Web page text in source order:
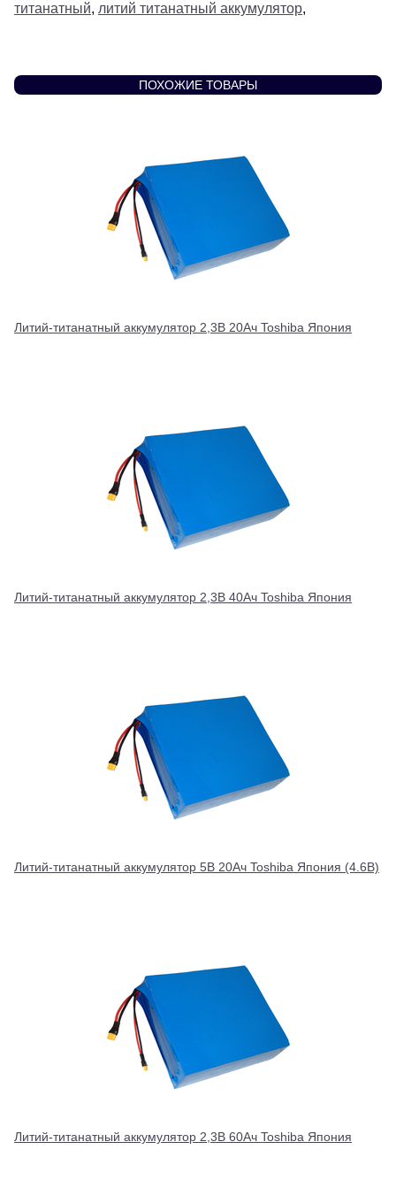
титанатный, литий титанатный аккумулятор,
ПОХОЖИЕ ТОВАРЫ
Литий-титанатный аккумулятор 2,3В 20Ач Toshiba Япония
Литий-титанатный аккумулятор 2,3В 40Ач Toshiba Япония
Литий-титанатный аккумулятор 5В 20Ач Toshiba Япония (4.6В)
Литий-титанатный аккумулятор 2,3В 60Ач Toshiba Япония